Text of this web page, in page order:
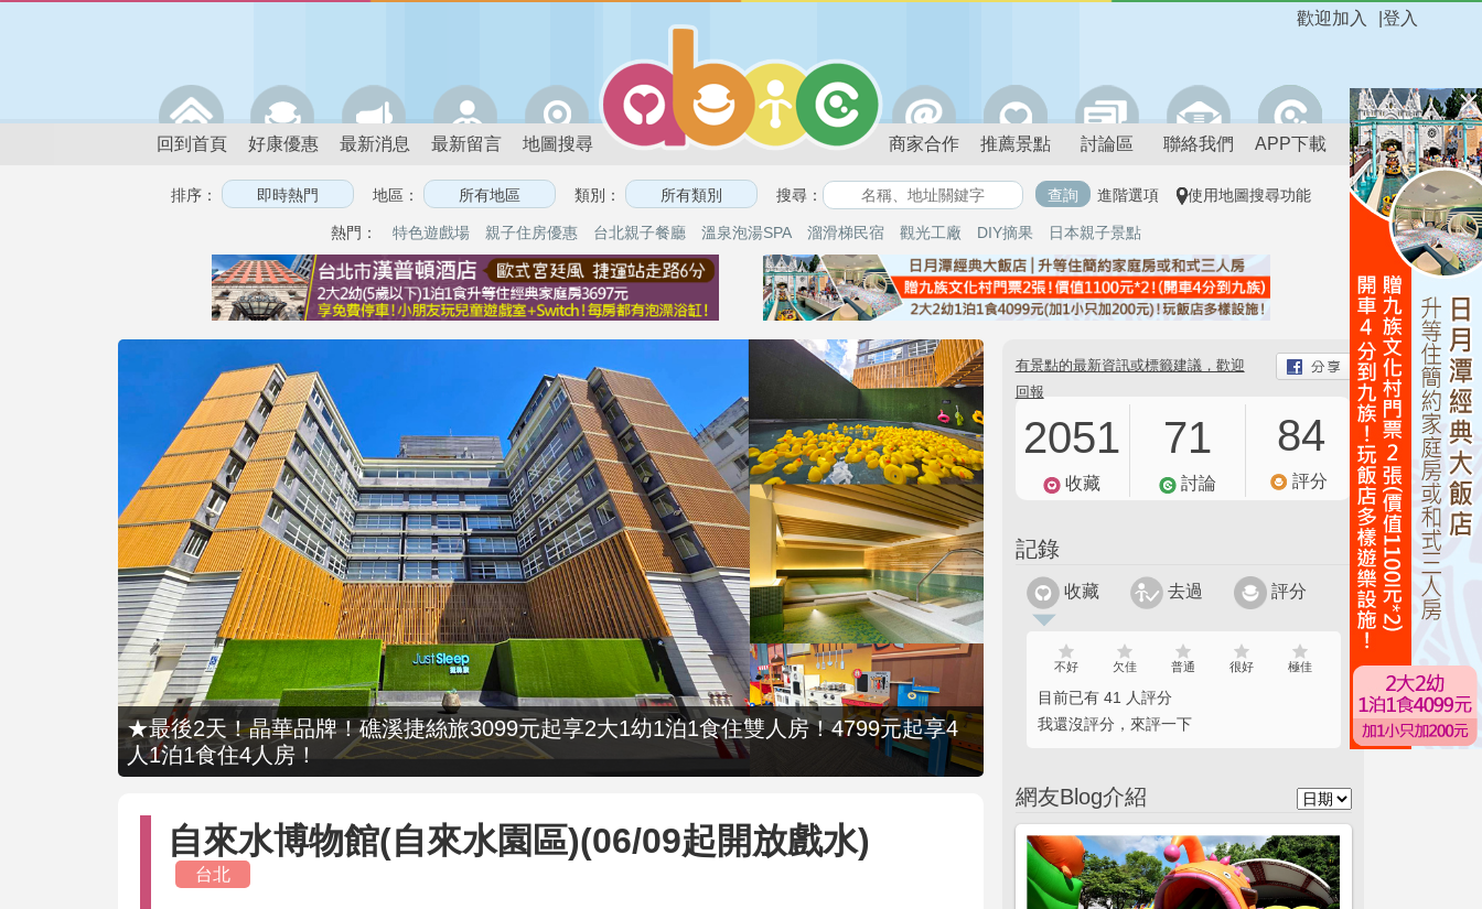
登入
歡迎加入
回到首頁 好康優惠 最新消息 最新留言 地圖搜尋 商家合作 推薦景點 討論區 聯絡我們 APP下載
排序： 地區： 類別： 搜尋： 進階選項 使用地圖搜尋功能
熱門： 特色遊戲場 親子住房優惠 台北親子餐廳 溫泉泡湯SPA 溜滑梯民宿 觀光工廠 DIY摘果 日本親子景點
★最後2天！晶華品牌！礁溪捷絲旅3099元起享2大1幼1泊1食住雙人房！4799元起享4
人1泊1食住4人房！
自來水博物館(自來水園區)(06/09起開放戲水)
台北
有景點的最新資訊或標籤建議，歡迎
回報
2051
收藏
71
討論
84
評分
記錄
收藏 去過 評分
不好 欠佳 普通 很好 極佳
目前已有 41 人評分
我還沒評分，來評一下
網友Blog介紹